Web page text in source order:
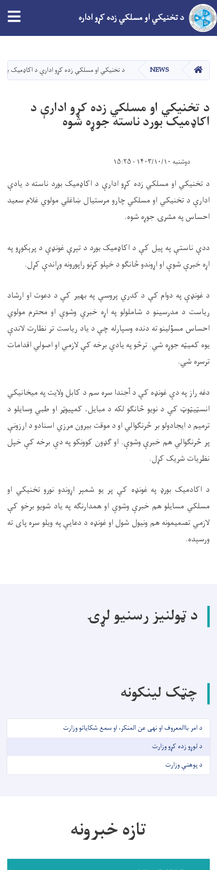
دانګل
د تخنیکي او مسلکي زده کړو اداره
کور NEWS د تخنیکي او مسلکي زده کړو ادارې د اکاډمیک
د تخنیکي او مسلکي زده کړو ادارې د
اکاډمیک بورد ناسته جوړه شوه
دوشنبه ۱۴۰۳/۱۰/۱۰ - ۱۵:۲۵
د تخنیکي او مسلکي زده کړو ادارې د اکاډمیک بورد ناسته د یادې
ادارې د تخنیکي او مسلکي چارو مرستیال ښاغلي مولوي غلام سعید
احساس په مشرۍ جوړه شوه.
ددې ناستې په پیل کې د اکاډمیک بورد د تېرې غونډې د پرېکوړو په
اړه خبرې شوې او اړوندو څانګو د خپلو کړنو راپورونه وړاندې کړل.
د غونډې په دوام کې د کدري پروسې په بهیر کې د دعوت او ارشاد
ریاست د مدرسینو د شاملولو په اړه خبرې وشوې او محترم مولوي
احساس مسؤلینو ته دنده وسپارله چې د یاد ریاست تر نظارت لاندې
یوه کمیټه جوړه شي. ترڅو په یادې برخه کې لازمي او اصولي اقدامات
ترسره شي.
دغه راز په دې غونډه کې د آجندا سره سم د کابل ولایت په ميخانيکي
انسټيټوټ کې د نويو څانګو لکه د مبايل، کمپيوټر او طبي وسايلو د
ترميم د ایجادولو بر څرنګوالي او د موقت بیرون مرزي اسنادو د ارزونې
پر څرنګوالي هم خبرې وشوې. او ګډون کوونکو په دې برخه کې خپل
نظریات شریک کړل.
د اکادمیک بورډ په غونډه کې پر یو شمېر اړوندو نورو تخنیکي او
مسلکي مسایلو هم خبرې وشوې او همدارنګه په یاد شویو برخو کې
لازمي تصمیمونه هم ونیول شول او غونډه د دعایې په ویلو سره پای ته
ورسېده.
د ټولنیز رسنیو لړۍ
چټک لینکونه
د امر باالمعروف او نهی عن المنکر، او سمع شکایاتو وزارت
د لوړو زده کړو وزارت
د پوهنې وزارت
تازه خبرونه